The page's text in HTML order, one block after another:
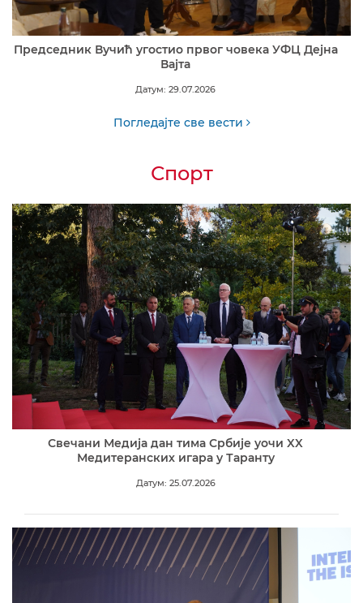
Председник Вучић угостио првог човека УФЦ Дејна
Вајта
Датум: 29.07.2026
Погледајте све вести
Спорт
Свечани Медија дан тима Србије уочи XX
Медитеранских игара у Таранту
Датум: 25.07.2026